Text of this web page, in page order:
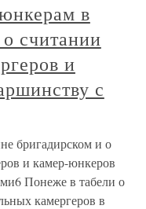
в
считании
и
с
бригадирском и о
и камер-юнкеров
Понеже в табели о
камергеров в